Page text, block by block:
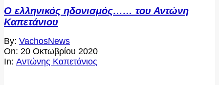
Ο ελληνικός ηδονισμός…… του Αντώνη
Καπετάνιου
2020-
10-
20
By: VachosNews
On: 20 Οκτωβρίου 2020
In: Αντώνης Καπετάνιος